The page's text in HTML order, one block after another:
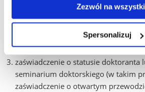
Zezwól na
Spersonalizuj
wymagane dokumenty:
CV, w języku polskim,
list motywacyjny, uwzględniający
wyszczególnione w wymaganiach,
zaświadczenie o statusie doktoranta
seminarium doktorskiego (w takim
zaświadczenie o otwartym